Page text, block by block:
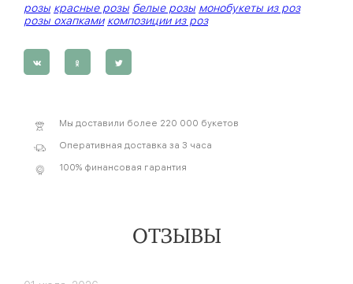
розы красные розы белые розы монобукеты из роз
розы охапками композиции из роз
Мы доставили более 220 000 букетов
Оперативная доставка за 3 часа
100% финансовая гарантия
ОТЗЫВЫ